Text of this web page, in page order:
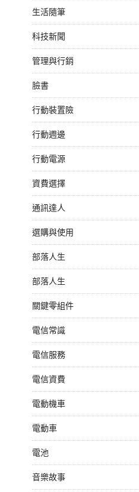
生活隨筆
科技新聞
管理與行銷
臉書
行動裝置險
行動週邊
行動電源
資費選擇
通訊達人
選購與使用
部落人生
部落人生
關鍵零組件
電信常識
電信服務
電信資費
電動機車
電動車
電池
音樂故事